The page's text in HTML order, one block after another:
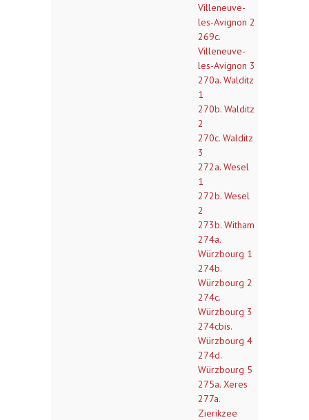
Villeneuve-
les-Avignon 2
269c.
Villeneuve-
les-Avignon 3
270a. Walditz
1
270b. Walditz
2
270c. Walditz
3
272a. Wesel
1
272b. Wesel
2
273b. Witham
274a.
Würzbourg 1
274b.
Würzbourg 2
274c.
Würzbourg 3
274cbis.
Würzbourg 4
274d.
Würzbourg 5
275a. Xeres
277a.
Zierikzee